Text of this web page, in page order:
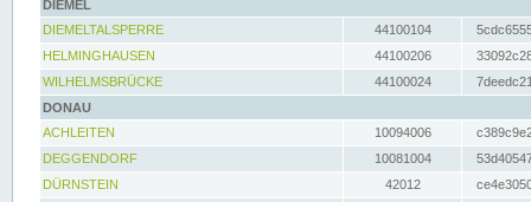
DIEMEL
DIEMELTALSPERRE
44100104
HELMINGHAUSEN
44100206
WILHELMSBRÜCKE
44100024
DONAU
ACHLEITEN
10094006
DEGGENDORF
10081004
DÜRNSTEIN
42012